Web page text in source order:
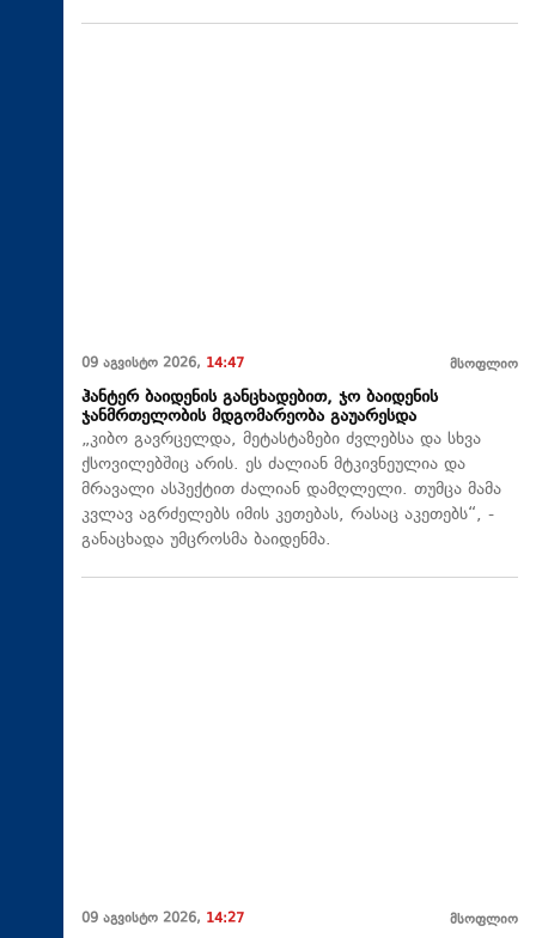
09 აგვისტო 2026, 14:47 მსოფლიო
ჰანტერ ბაიდენის განცხადებით, ჯო ბაიდენის
ჯანმრთელობის მდგომარეობა გაუარესდა
„კიბო გავრცელდა, მეტასტაზები ძვლებსა და სხვა
ქსოვილებშიც არის. ეს ძალიან მტკივნეულია და
მრავალი ასპექტით ძალიან დამღლელი. თუმცა მამა
კვლავ აგრძელებს იმის კეთებას, რასაც აკეთებს“, -
განაცხადა უმცროსმა ბაიდენმა.
09 აგვისტო 2026, 14:27 მსოფლიო